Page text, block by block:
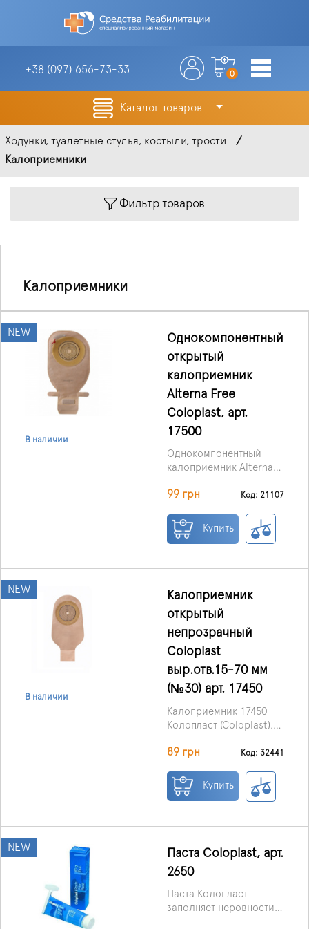
+38 (097) 656-73-33 0
Каталог товаров
Ходунки, туалетные стулья, костыли, трости
Калоприемники
Фильтр товаров
Калоприемники
NEW
В наличии
Однокомпонентный
открытый
калоприемник
Alterna Free
Coloplast, арт.
17500
Однокомпонентный
калоприемник Alterna
встроенным фильтром,
застежкой на липучке.
12 – 75 мм.
99 грн Код: 21107
Купить
NEW
В наличии
Калоприемник
открытый
непрозрачный
Coloplast
выр.отв.15-70 мм
(№30) арт. 17450
Калоприемник 17450
Колопласт (Coloplast),
открытый,
клеевой основой
Alterna.
89 грн Код: 32441
Купить
NEW
Паста Coloplast, арт.
2650
Паста Колопласт
заполняет неровности